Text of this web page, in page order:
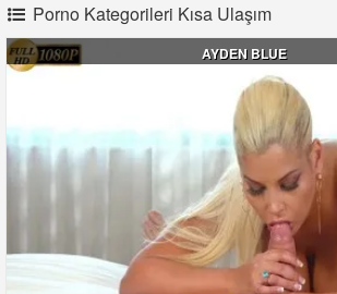
Porno Kategorileri Kısa Ulaşım
AYDEN BLUE